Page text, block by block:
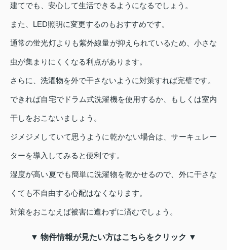
建てでも、安心して生活できるようになるでしょう。
また、LED照明に変更するのもおすすめです。
通常の蛍光灯よりも紫外線量が抑えられているため、小さな
虫が集まりにくくなる利点があります。
さらに、洗濯物を外で干さないように対策すれば完璧です。
できれば自宅でドラム式洗濯機を使用するか、もしくは室内
干しをおこないましょう。
ジメジメしていて思うように乾かない場合は、サーキュレー
ターを導入してみると便利です。
湿度が高い夏でも簡単に洗濯物を乾かせるので、外に干さな
くても不自由する心配はなくなります。
対策をおこなえば被害に遭わずに済むでしょう。
▼ 物件情報が見たい方はこちらをクリック ▼